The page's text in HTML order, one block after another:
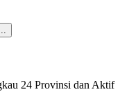
24 Provinsi dan Aktif